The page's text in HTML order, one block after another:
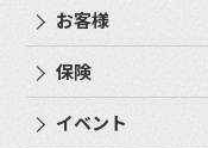
お客様
保険
イベント